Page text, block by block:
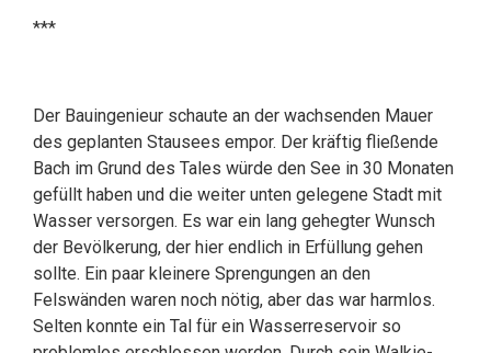
***
Der Bauingenieur schaute an der wachsenden Mauer
des geplanten Stausees empor. Der kräftig fließende
Bach im Grund des Tales würde den See in 30 Monaten
gefüllt haben und die weiter unten gelegene Stadt mit
Wasser versorgen. Es war ein lang gehegter Wunsch
der Bevölkerung, der hier endlich in Erfüllung gehen
sollte. Ein paar kleinere Sprengungen an den
Felswänden waren noch nötig, aber das war harmlos.
Selten konnte ein Tal für ein Wasserreservoir so